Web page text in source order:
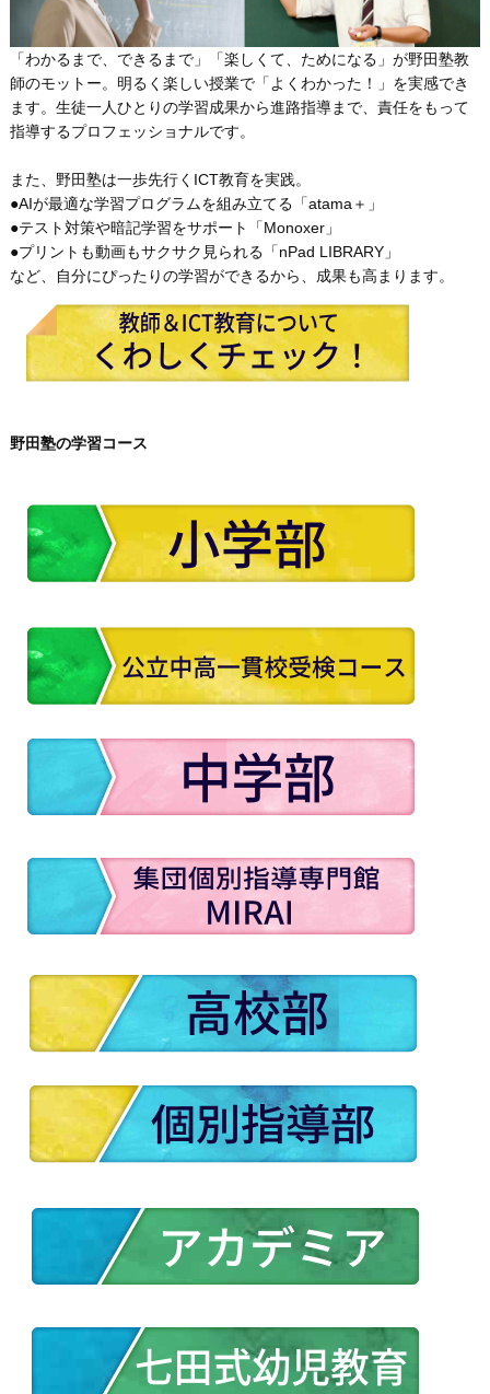
「わかるまで、できるまで」「楽しくて、ためになる」が野田塾教
師のモットー。明るく楽しい授業で「よくわかった！」を実感でき
ます。生徒一人ひとりの学習成果から進路指導まで、責任をもって
指導するプロフェッショナルです。
また、野田塾は一歩先行くICT教育を実践。
●AIが最適な学習プログラムを組み立てる「atama＋」
●テスト対策や暗記学習をサポート「Monoxer」
●プリントも動画もサクサク見られる「nPad LIBRARY」
など、自分にぴったりの学習ができるから、成果も高まります。
野田塾の学習コース